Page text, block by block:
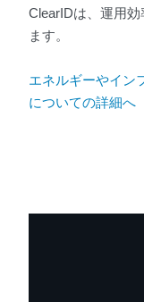
ClearIDは、運用
ます。
エネルギーやイン
についての詳細へ